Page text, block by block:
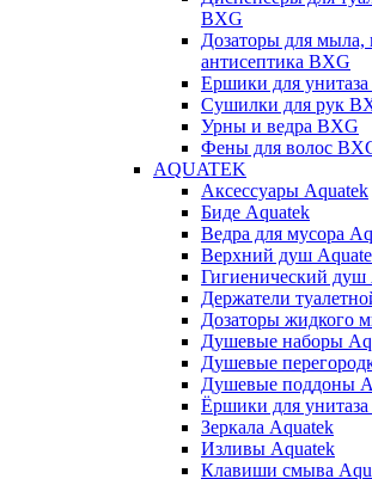
BXG
Дозаторы для
антисептика BXG
Ершики для
Сушилки для рук
Урны и ведра BXG
Фены для волос
AQUATEK
Аксессуары Aquatek
Биде Aquatek
Ведра для мусора
Верхний душ
Гигиенический душ
Держатели
Дозаторы жидкого
Душевые наборы
Душевые
Душевые поддоны
Ёршики для
Зеркала Aquatek
Изливы Aquatek
Клавиши смыва